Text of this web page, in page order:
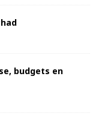
budgets en